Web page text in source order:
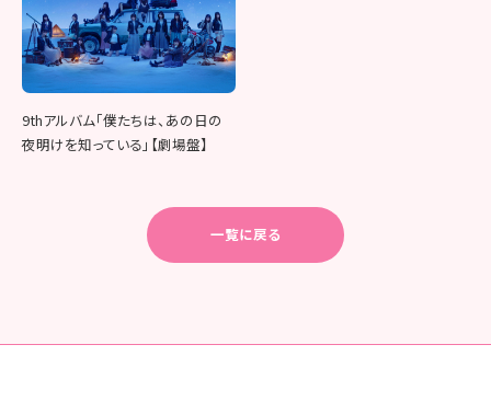
9thアルバム「僕たちは、あの日の
夜明けを知っている」【劇場盤】
一覧に戻る